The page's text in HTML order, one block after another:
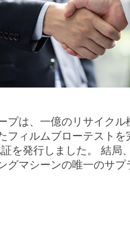
ョン成形機 他の加工設
検索結果
プは、一億のリサイク
フィルムブローテスト
を発行しました。 結局
グマシーンの唯一のサプ